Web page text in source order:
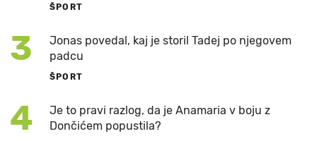
ŠPORT
3
Jonas povedal, kaj je storil Tadej po njegovem
padcu
ŠPORT
4
Je to pravi razlog, da je Anamaria v boju z
Dončićem popustila?